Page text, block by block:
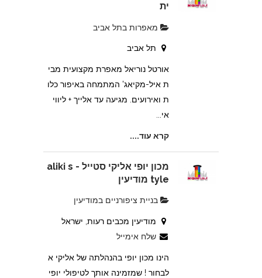
ית
מאפרות בתל אביב
תל אביב
אורטל נוריאל מאפרת מקצועית מבי
ת איל-מקיאג' המתמחה באיפור כלו
ת ואירועים. מגיעה עד אלייך + ליווי
אי...
קרא עוד....
מכון יופי אליקי סטייל - aliki s
tyle מודיעין
בניית ציפורניים במודיעין
מודיעין מכבים רעות, ישראל
שלח אימייל
הינו מכון יופי בהנהלתה של אליקי א
לבחור ! שמזמינה אותך לטיפולי יופי